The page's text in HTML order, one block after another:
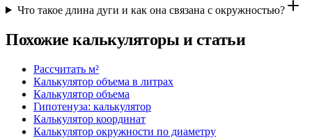
Что такое длина дуги и как она связана с окружностью?
Похожие калькуляторы и статьи
Рассчитать м²
Калькулятор объема в литрах
Калькулятор объема
Гипотенуза: калькулятор
Калькулятор координат
Калькулятор окружности по диаметру